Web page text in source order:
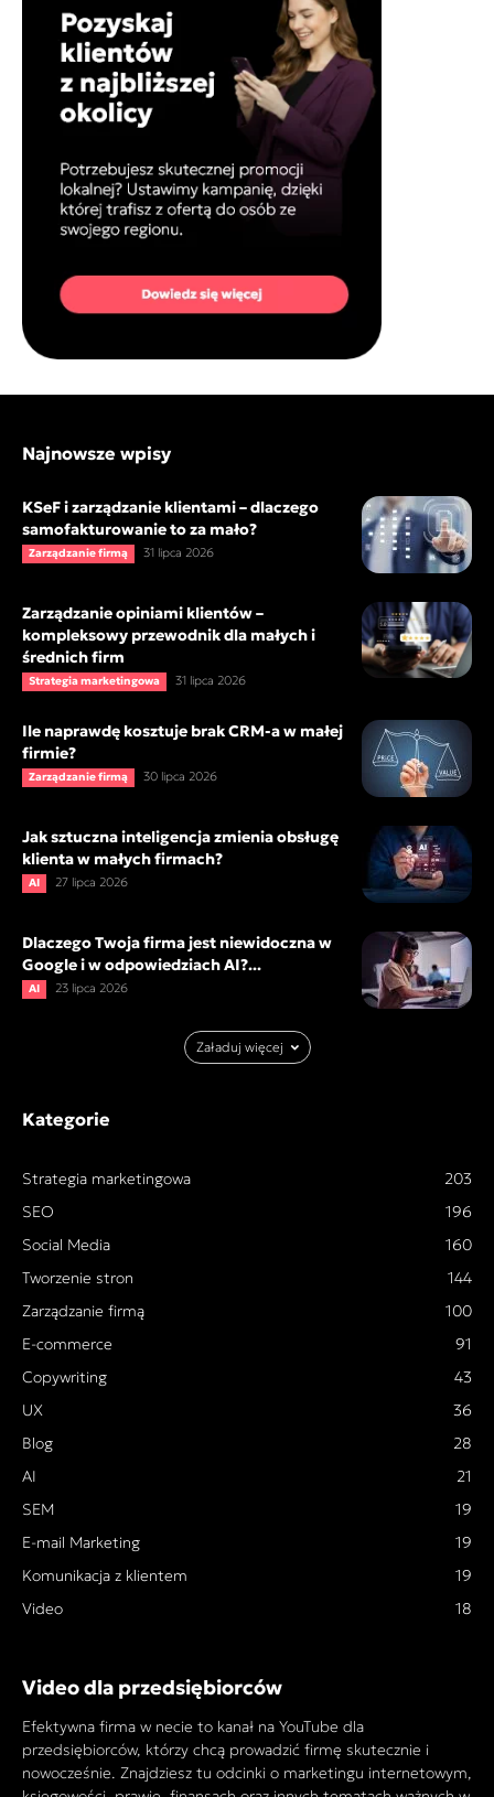
Najnowsze wpisy
KSeF i zarządzanie klientami – dlaczego
samofakturowanie to za mało?
Zarządzanie firmą 31 lipca 2026
Zarządzanie opiniami klientów –
kompleksowy przewodnik dla małych i
średnich firm
Strategia marketingowa 31 lipca 2026
Ile naprawdę kosztuje brak CRM-a w małej
firmie?
Zarządzanie firmą 30 lipca 2026
Jak sztuczna inteligencja zmienia obsługę
klienta w małych firmach?
AI 27 lipca 2026
Dlaczego Twoja firma jest niewidoczna w
Google i w odpowiedziach AI?...
AI 23 lipca 2026
Załaduj więcej
Kategorie
Strategia marketingowa
203
SEO
196
Social Media
160
Tworzenie stron
144
Zarządzanie firmą
100
E-commerce
91
Copywriting
43
UX
36
Blog
28
AI
21
SEM
19
E-mail Marketing
19
Komunikacja z klientem
19
Video
18
Video dla przedsiębiorców
Efektywna firma w necie to kanał na YouTube dla
przedsiębiorców, którzy chcą prowadzić firmę skutecznie i
nowocześnie. Znajdziesz tu odcinki o marketingu internetowym,